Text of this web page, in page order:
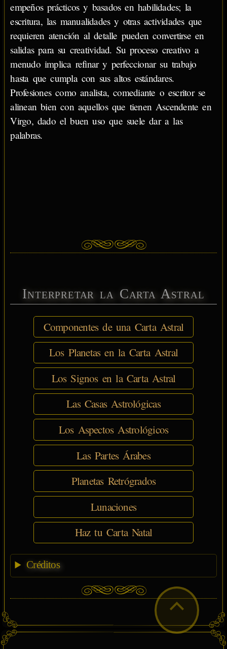
empeños prácticos y basados en habilidades; la
escritura, las manualidades y otras actividades que
requieren atención al detalle pueden convertirse en
salidas para su creatividad. Su proceso creativo a
menudo implica refinar y perfeccionar su trabajo
hasta que cumpla con sus altos estándares.
Profesiones como analista, comediante o escritor se
alinean bien con aquellos que tienen Ascendente en
Virgo, dado el buen uso que suele dar a las
palabras.
Interpretar la Carta Astral
Componentes de una Carta Astral
Los Planetas en la Carta Astral
Los Signos en la Carta Astral
Las Casas Astrológicas
Los Aspectos Astrológicos
Las Partes Árabes
Planetas Retrógrados
Lunaciones
Haz tu Carta Natal
Créditos